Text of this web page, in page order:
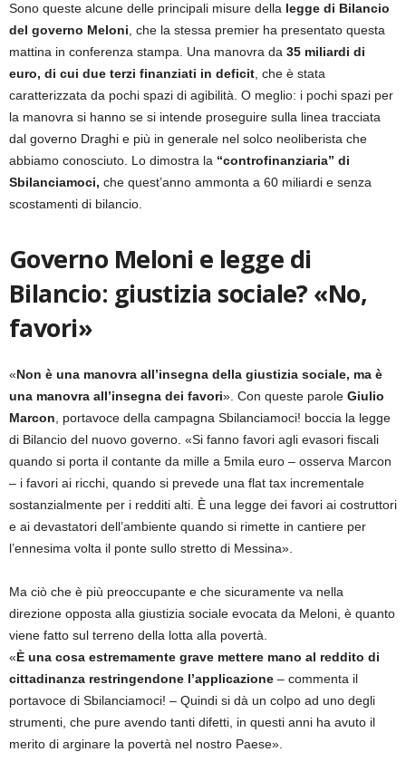
Sono queste alcune delle principali misure della legge di Bilancio
del governo Meloni, che la stessa premier ha presentato questa
mattina in conferenza stampa. Una manovra da 35 miliardi di
euro, di cui due terzi finanziati in deficit, che è stata
caratterizzata da pochi spazi di agibilità. O meglio: i pochi spazi per
la manovra si hanno se si intende proseguire sulla linea tracciata
dal governo Draghi e più in generale nel solco neoliberista che
abbiamo conosciuto. Lo dimostra la “controfinanziaria” di
Sbilanciamoci, che quest’anno ammonta a 60 miliardi e senza
scostamenti di bilancio.
Governo Meloni e legge di
Bilancio: giustizia sociale? «No,
favori»
«Non è una manovra all’insegna della giustizia sociale, ma è
una manovra all’insegna dei favori». Con queste parole Giulio
Marcon, portavoce della campagna Sbilanciamoci! boccia la legge
di Bilancio del nuovo governo. «Si fanno favori agli evasori fiscali
quando si porta il contante da mille a 5mila euro – osserva Marcon
– i favori ai ricchi, quando si prevede una flat tax incrementale
sostanzialmente per i redditi alti. È una legge dei favori ai costruttori
e ai devastatori dell’ambiente quando si rimette in cantiere per
l’ennesima volta il ponte sullo stretto di Messina».
Ma ciò che è più preoccupante e che sicuramente va nella
direzione opposta alla giustizia sociale evocata da Meloni, è quanto
viene fatto sul terreno della lotta alla povertà.
«È una cosa estremamente grave mettere mano al reddito di
cittadinanza restringendone l’applicazione – commenta il
portavoce di Sbilanciamoci! – Quindi si dà un colpo ad uno degli
strumenti, che pure avendo tanti difetti, in questi anni ha avuto il
merito di arginare la povertà nel nostro Paese».